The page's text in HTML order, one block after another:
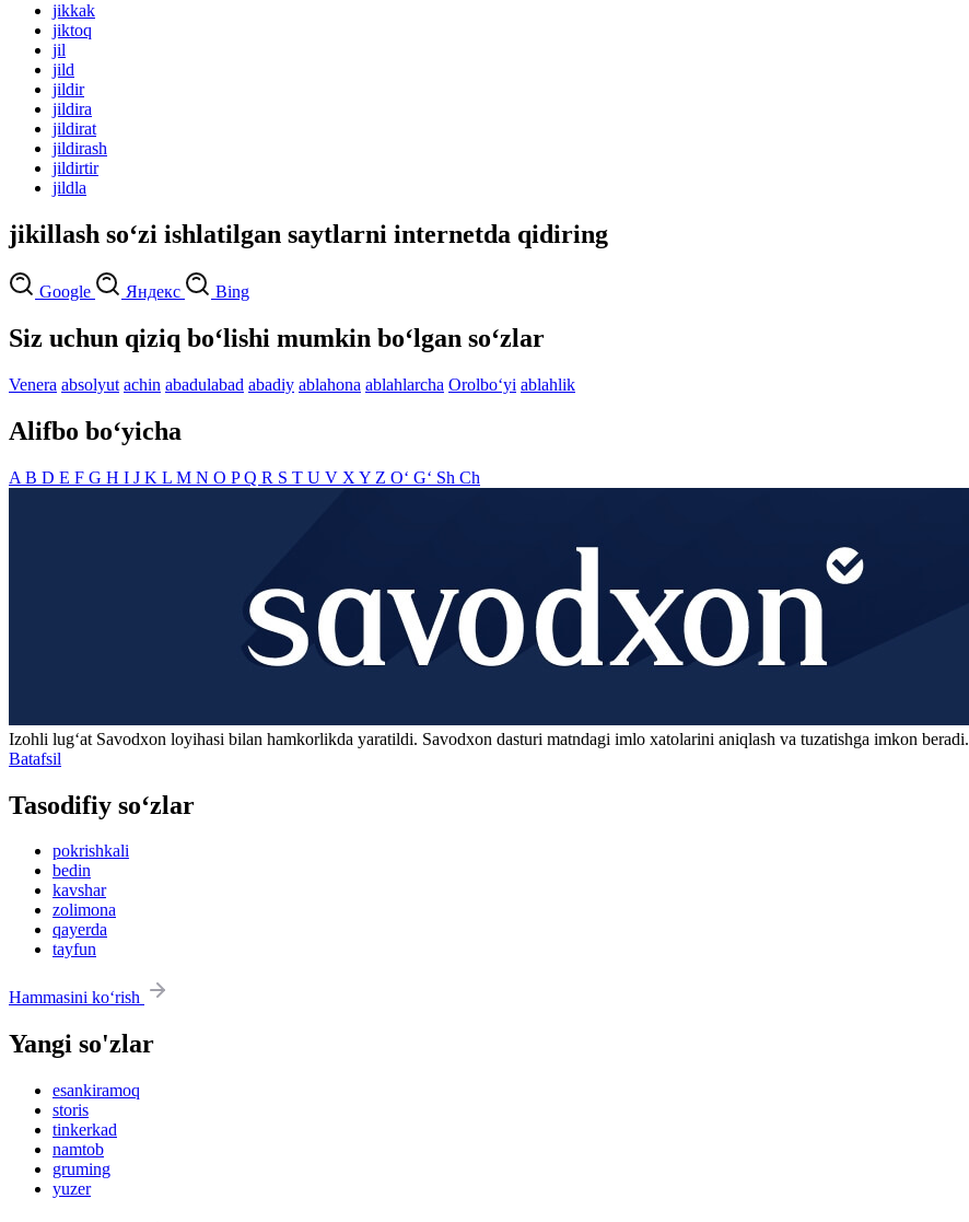
jikkak
jiktoq
jil
jild
jildir
jildira
jildirat
jildirash
jildirtir
jildla
jikillash so‘zi ishlatilgan saytlarni internetda qidiring
Google Яндекс Bing
Siz uchun qiziq bo‘lishi mumkin bo‘lgan so‘zlar
Venera absolyut achin abadulabad abadiy ablahona ablahlarcha Orolbo‘yi ablahlik
Alifbo bo‘yicha
A B D E F G H I J K L M N O PQ R S T U V X Y Z O‘ G‘ Sh Ch
Izohli lugʻat Savodxon loyihasi bilan hamkorlikda yaratildi. Savodxon dasturi matndagi imlo xatolarini aniqlash va tuzatishga imkon beradi.
Batafsil
Tasodifiy so‘zlar
pokrishkali
bedin
kavshar
zolimona
qayerda
tayfun
Hammasini ko‘rish
Yangi so'zlar
esankiramoq
storis
tinkerkad
namtob
gruming
yuzer